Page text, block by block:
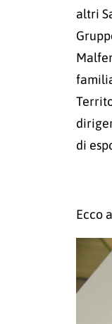
altri
di
Ecco